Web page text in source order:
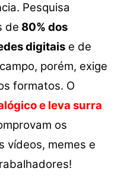
Pesquisa
de 80% dos
digitaise de
porém, exige
formatos. O
e leva surra
os
vídeos, memes e